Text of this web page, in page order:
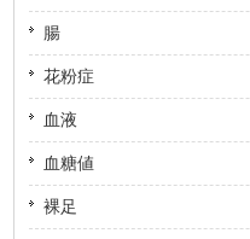
腸
花粉症
血液
血糖値
裸足